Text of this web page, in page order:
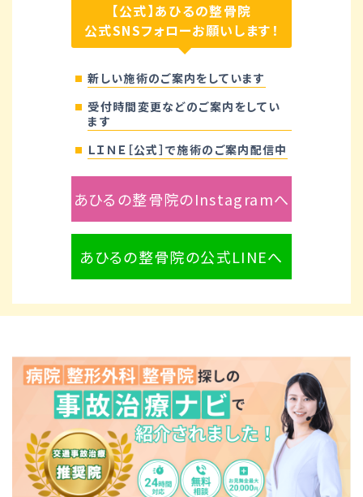
【公式】あひるの整骨院
公式SNSフォローお願いします！
新しい施術のご案内をしています
受付時間変更などのご案内をしてい
ます
ＬＩＮＥ［公式］で施術のご案内配信中
あひるの整骨院のInstagramへ
あひるの整骨院の公式LINEへ